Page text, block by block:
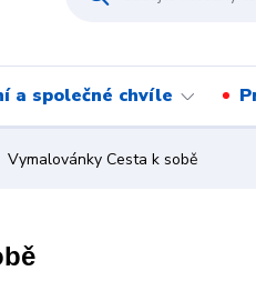
a společné chvíle
Vymalovánky Cesta k sobě